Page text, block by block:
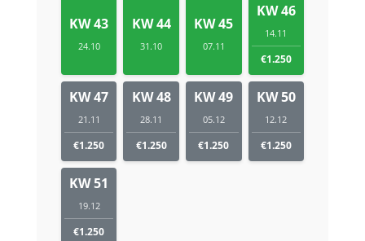
KW 43
24.10
KW 44
31.10
KW 45
07.11
KW 46
14.11
€1.250
KW 47
21.11
€1.250
KW 48
28.11
€1.250
KW 49
05.12
€1.250
KW 50
12.12
€1.250
KW 51
19.12
€1.250